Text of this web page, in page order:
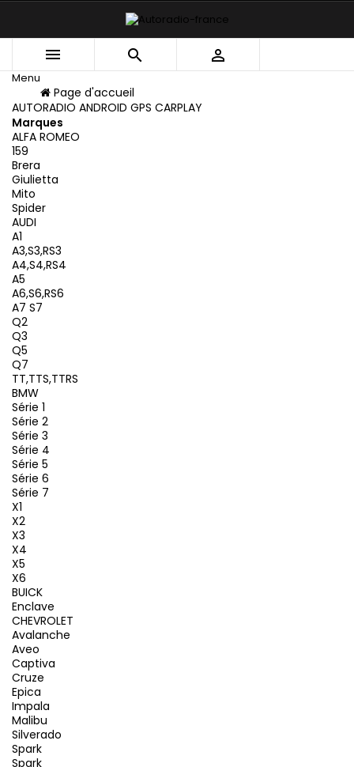
  
Menu
Page d'accueil
AUTORADIO ANDROID GPS CARPLAY
Marques
ALFA ROMEO
159
Brera
Giulietta
Mito
Spider
AUDI
A1
A3,S3,RS3
A4,S4,RS4
A5
A6,S6,RS6
A7 S7
Q2
Q3
Q5
Q7
TT,TTS,TTRS
BMW
Série 1
Série 2
Série 3
Série 4
Série 5
Série 6
Série 7
X1
X2
X3
X4
X5
X6
BUICK
Enclave
CHEVROLET
Avalanche
Aveo
Captiva
Cruze
Epica
Impala
Malibu
Silverado
Spark
Spark